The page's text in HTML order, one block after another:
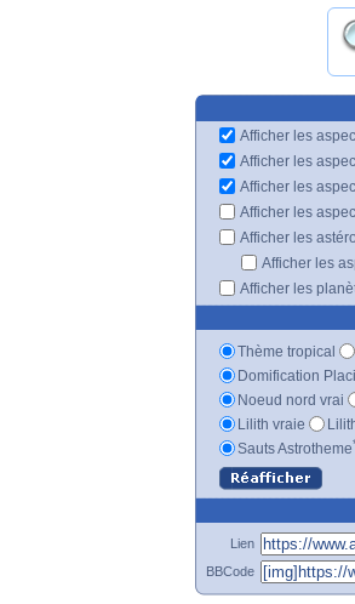
Afficher les
Afficher les
Afficher les
Afficher les
Afficher les
Afficher les
Afficher les
Thème tropical
Domification
Noeud nord vrai
Lilith vraie
Sauts Astrotheme
Lien
BBCode